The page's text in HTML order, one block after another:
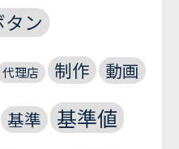
タン
代理店 制作 動画
基準 基準値